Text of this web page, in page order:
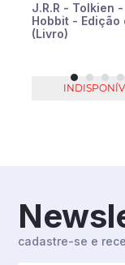
J.R.R - Tolkien -
Hobbit - Edição
(Livro)
cadastre-se e